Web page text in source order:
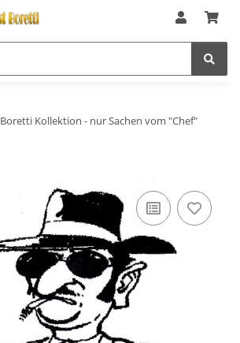
Boretti Kollektion - nur Sachen vom "Chef"